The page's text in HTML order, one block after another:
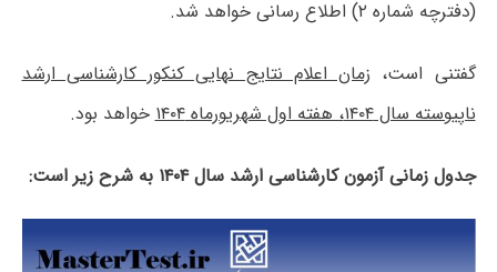
(دفترچه شماره ۲) اطلاع رسانی خواهد شد.
گفتنی است، زمان اعلام نتایج نهایی کنکور کارشناسی ارشد
ناپیوسته سال ۱۴۰۴، هفته اول شهریورماه ۱۴۰۴
خواهد بود.
جدول زمانی آزمون کارشناسی ارشد سال ۱۴۰۴ به شرح زیر است: